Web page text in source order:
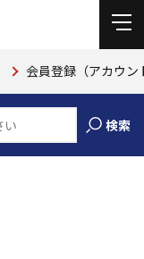
会員登録（アカウン
検索